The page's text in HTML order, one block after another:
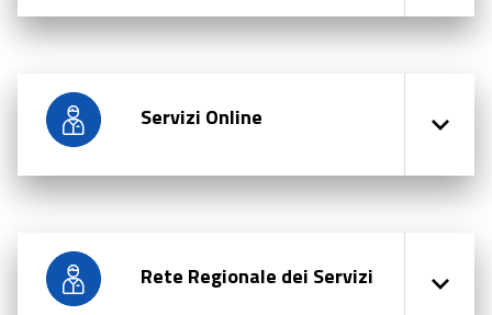
Servizi Online
Rete Regionale dei Servizi